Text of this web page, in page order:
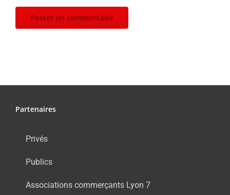
Partenaires
Privés
Publics
Associations commerçants Lyon 7